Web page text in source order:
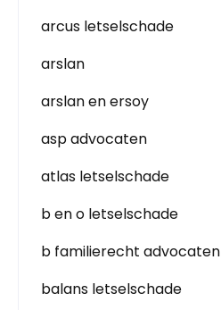
arcus letselschade
arslan
arslan en ersoy
asp advocaten
atlas letselschade
b en o letselschade
b familierecht advocaten
balans letselschade